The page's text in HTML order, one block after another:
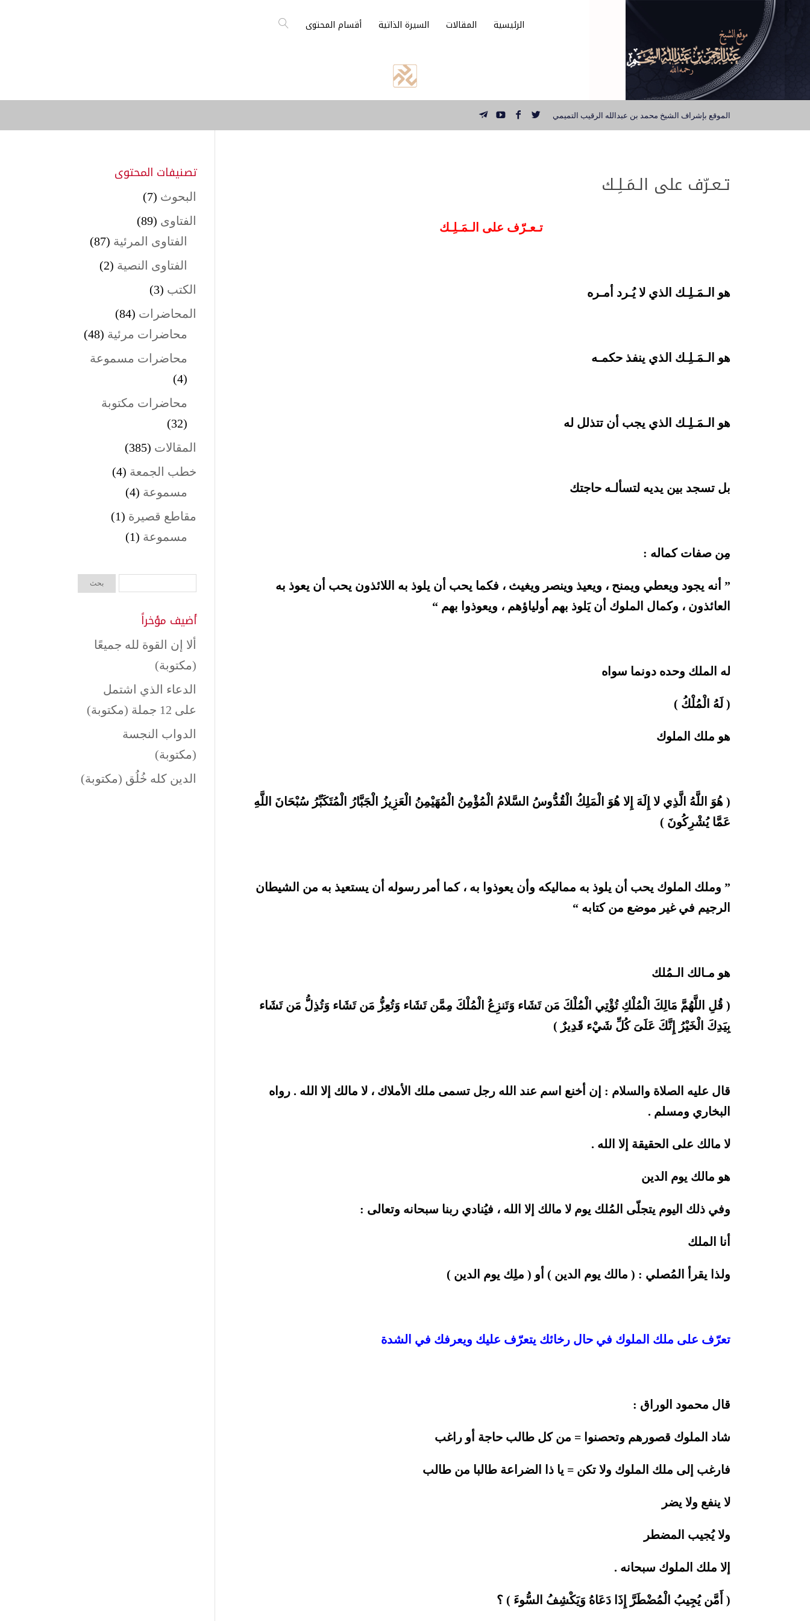
الرئيسية المقالات السيرة الذاتية أقسام المحتوى
الموقع بإشراف الشيخ محمد بن عبدالله الرقيب التميمي
تـعـرّف على الـمَـلِـك
تـعـرّف على الـمَـلِـك
هو الـمَـلِـك الذي لا يُـرد أمـره
هو الـمَـلِـك الذي ينفذ حكمـه
هو الـمَـلِـك الذي يجب أن تتذلل له
بل تسجد بين يديه لتسألـه حاجتك
مِن صفات كماله :
” أنه يجود ويعطي ويمنح ، ويعيذ وينصر ويغيث ، فكما يحب أن يلوذ به اللائذون يحب أن يعوذ به
العائذون ، وكمال الملوك أن يَلوذ بهم أولياؤهم ، ويعوذوا بهم “
له الملك وحده دونما سواه
( لَهُ الْمُلْكُ )
هو ملك الملوك
( هُوَ اللَّهُ الَّذِي لا إِلَهَ إِلا هُوَ الْمَلِكُ الْقُدُّوسُ السَّلامُ الْمُؤْمِنُ الْمُهَيْمِنُ الْعَزِيزُ الْجَبَّارُ الْمُتَكَبِّرُ سُبْحَانَ اللَّهِ
عَمَّا يُشْرِكُونَ )
” وملك الملوك يحب أن يلوذ به مماليكه وأن يعوذوا به ، كما أمر رسوله أن يستعيذ به من الشيطان
الرجيم في غير موضع من كتابه “
هو مـالك الـمُلك
( قُلِ اللَّهُمَّ مَالِكَ الْمُلْكِ تُؤْتِي الْمُلْكَ مَن تَشَاء وَتَنزِعُ الْمُلْكَ مِمَّن تَشَاء وَتُعِزُّ مَن تَشَاء وَتُذِلُّ مَن تَشَاء
بِيَدِكَ الْخَيْرُ إِنَّكَ عَلَىَ كُلِّ شَيْء قَدِيرٌ )
قال عليه الصلاة والسلام : إن أخنع اسم عند الله رجل تسمى ملك الأملاك ، لا مالك إلا الله . رواه
البخاري ومسلم .
لا مالك على الحقيقة إلا الله .
هو مالك يوم الدين
وفي ذلك اليوم يتجلّى المُلك يوم لا مالك إلا الله ، فيُنادي ربنا سبحانه وتعالى :
أنا الملك
ولذا يقرأ المُصلي : ( مالك يوم الدين ) أو ( ملِك يوم الدين )
تعرّف على ملك الملوك في حال رخائك يتعرّف عليك ويعرفك في الشدة
قال محمود الوراق :
شاد الملوك قصورهم وتحصنوا = من كل طالب حاجة أو راغب
فارغب إلى ملك الملوك ولا تكن = يا ذا الضراعة طالبا من طالب
لا ينفع ولا يضر
ولا يُجيب المضطر
إلا ملك الملوك سبحانه .
( أَمَّن يُجِيبُ الْمُضْطَرَّ إِذَا دَعَاهُ وَيَكْشِفُ السُّوءَ ) ؟
تصنيفات المحتوى
البحوث (7)
الفتاوى (89)
الفتاوى المرئية (87)
الفتاوى النصية (2)
الكتب (3)
المحاضرات (84)
محاضرات مرئية (48)
محاضرات مسموعة
(4)
محاضرات مكتوبة
(32)
المقالات (385)
خطب الجمعة (4)
مسموعة (4)
مقاطع قصيرة (1)
مسموعة (1)
أضيف مؤخراً
ألا إن القوة لله جميعًا
(مكتوبة)
الدعاء الذي اشتمل
على 12 جملة (مكتوبة)
الدواب النجسة
(مكتوبة)
الدين كله خُلُق (مكتوبة)